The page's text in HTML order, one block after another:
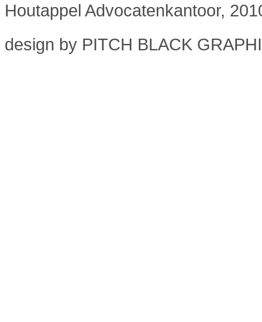
Houtappel Advocatenkantoor,
design by PITCH BLACK